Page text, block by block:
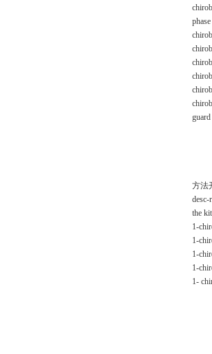
phase
方法
desc-
the
1-
1-
1-
1-
1-